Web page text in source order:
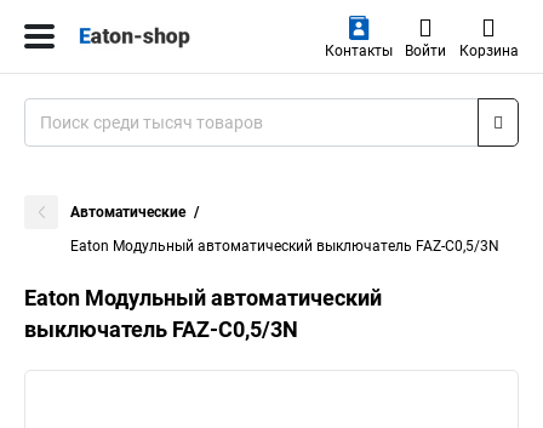
Контакты Войти Корзина
Автоматические
Eaton Модульный автоматический выключатель FAZ-C0,5/3N
Eaton Модульный автоматический
выключатель FAZ-C0,5/3N